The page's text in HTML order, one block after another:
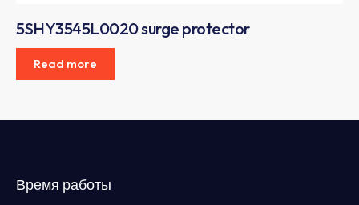
5SHY3545L0020 surge protector
Read more
Время работы